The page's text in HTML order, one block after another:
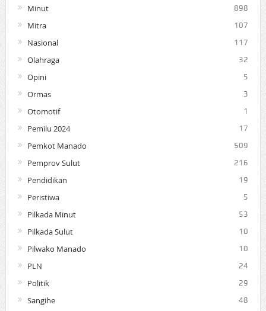
Minut 898
Mitra 107
Nasional 117
Olahraga 32
Opini 5
Ormas 3
Otomotif 1
Pemilu 2024 17
Pemkot Manado 509
Pemprov Sulut 216
Pendidikan 19
Peristiwa 5
Pilkada Minut 53
Pilkada Sulut 10
Pilwako Manado 10
PLN 24
Politik 29
Sangihe 48